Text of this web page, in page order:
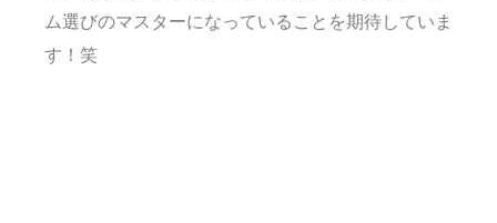
ム選びのマスターになっていることを期待していま
す！笑